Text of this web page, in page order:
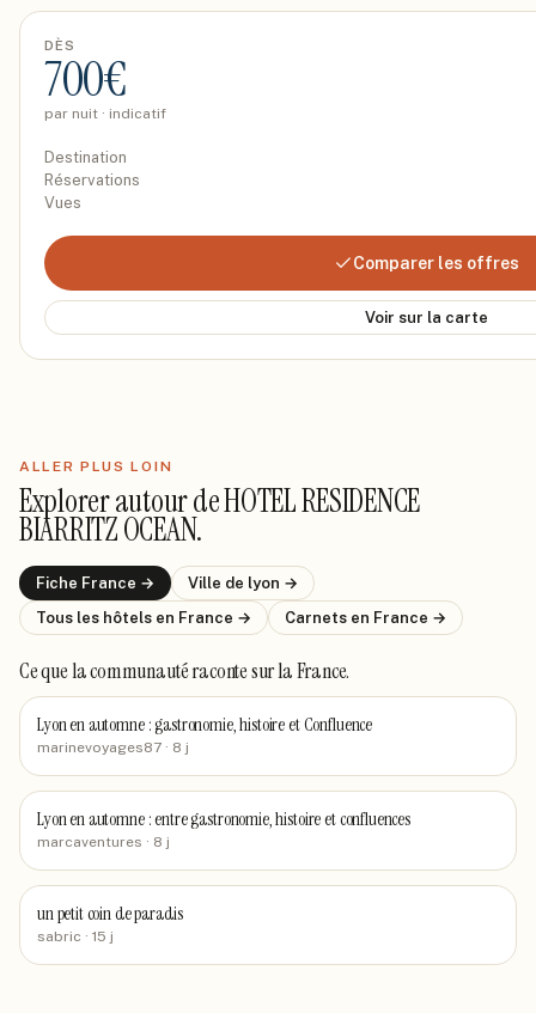
DÈS
700€
par nuit · indicatif
Destination
Réservations
Vues
Comparer les offres
Voir sur la carte
ALLER PLUS LOIN
Explorer autour deHOTEL RESIDENCE
BIARRITZ OCEAN.
Fiche France → Ville de lyon →
Tous les hôtels en France → Carnets en France →
Ce que la communauté racontesur la France.
Lyon en automne : gastronomie, histoire et Confluence
marinevoyages87 · 8 j
Lyon en automne : entre gastronomie, histoire et confluences
marcaventures · 8 j
un petit coin de paradis
sabric · 15 j